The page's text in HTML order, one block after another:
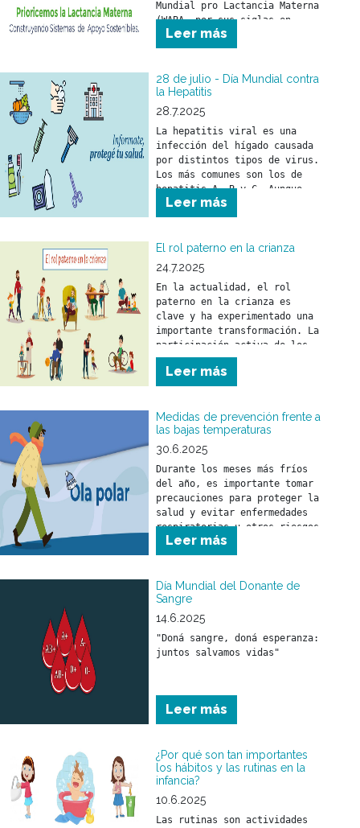
Mundial pro Lactancia Materna
(WABA, por sus siglas en
inglés) y se celebra durante
los primeros días de agosto
Leer más
28 de julio - Día Mundial contra
la Hepatitis
28.7.2025
La hepatitis viral es una
infección del hígado causada
por distintos tipos de virus.
Los más comunes son los de
hepatitis A, B y C. Aunque
puede llegar a ser grave, es
prevenible y tratable gracias
efectivos.
Leer más
El rol paterno en la crianza
24.7.2025
En la actualidad, el rol
paterno en la crianza es
clave y ha experimentado una
importante transformación. La
participación activa de los
padres fortalece el vínculo
con sus hijos y tiene un
impacto positivo en su
social.
Leer más
Medidas de prevención frente a
las bajas temperaturas
30.6.2025
Durante los meses más fríos
del año, es importante tomar
precauciones para proteger la
salud y evitar enfermedades
respiratorias u otros riesgos
asociados al descenso de la
temperatura.
Leer más
Día Mundial del Donante de
Sangre
14.6.2025
"Doná sangre, doná esperanza:
juntos salvamos vidas"
Leer más
¿Por qué son tan importantes
los hábitos y las rutinas en la
infancia?
10.6.2025
Las rutinas son actividades